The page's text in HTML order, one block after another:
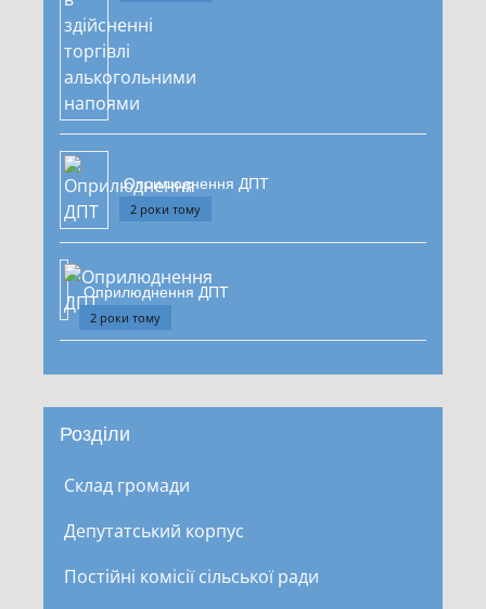
Оприлюднення ДПТ
2 роки тому
Оприлюднення ДПТ
2 роки тому
Розділи
Склад громади
Депутатський корпус
Постійні комісії сільської ради